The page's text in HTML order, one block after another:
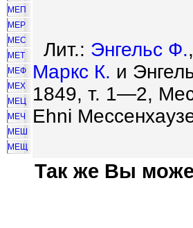
МЕП
МЕР
МЕС
МЕТ
МЕФ
МЕХ
МЕЦ
МЕЧ
МЕШ
МЕЩ
Лит.: Энгельс Ф.
Маркс К. и
1849, т. 1—2,
Ehni
Так же Вы